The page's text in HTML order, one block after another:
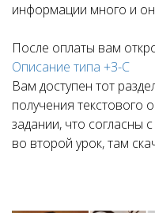
информации много и
После оплаты вам
Описание типа +З-С
Вам доступен тот
получения текстового
задании, что согласны
во второй урок, там